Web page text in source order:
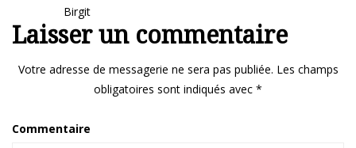
Birgit
Laisser un commentaire
Votre adresse de messagerie ne sera pas publiée. Les champs
obligatoires sont indiqués avec *
Commentaire